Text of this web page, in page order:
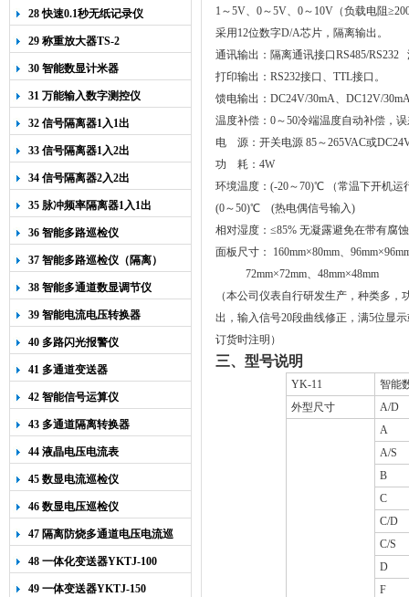
28 快速0.1秒无纸记录仪
29 称重放大器TS-2
30 智能数显计米器
31 万能输入数字测控仪
32 信号隔离器1入1出
33 信号隔离器1入2出
34 信号隔离器2入2出
35 脉冲频率隔离器1入1出
36 智能多路巡检仪
37 智能多路巡检仪（隔离）
38 智能多通道数显调节仪
39 智能电流电压转换器
40 多路闪光报警仪
41 多通道变送器
42 智能信号运算仪
43 多通道隔离转换器
44 液晶电压电流表
45 数显电流巡检仪
46 数显电压巡检仪
47 隔离防烧多通道电压电流巡
检仪
48 一体化变送器YKTJ-100
49 一体变送器YKTJ-150
1 ～5V、0～5V、0～10V（负载电阻 ≥
采用 12位数字D/A芯片，隔离输出。
通讯输出：隔离通讯接口RS485/RS232
打印输出：RS232接口、TTL接口。
馈电输出： DC24V/30mA、 DC12V/
温度补偿： 0～50冷端温度自动补偿，
电
源：开关电源 85～265VAC或
功
耗： 4W
环境温度：(-20～70)℃ （常温下开机运
(0～50)℃ (热电偶信号输入)
相对湿度：≤85% 无凝露避免在带有腐
面板尺寸：
160mm×80mm、 96mm×
72mm×72mm、 48mm×48mm
（本公司仪表自行研发生产，种类多
出，输入信号20段曲线修正，满5位显
订货时注明）
三、型号说明
YK-11
智能
外型尺寸
A/D
A
A/S
B
C
C/D
C/S
D
F